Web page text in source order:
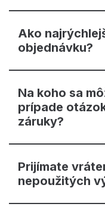
Ako
objednávku?
Na koho sa
prípade
záruky?
Prijímate
nepoužitých